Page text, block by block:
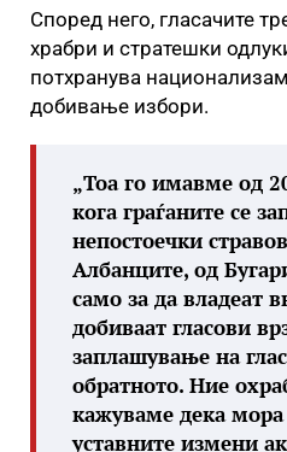
Според него, гласачите
храбри и стратешки
потхранува
добивање избори.
„Тоа го имавме од
кога граѓаните се
непостоечки
Албанците, од
само за да владеат
добиваат гласови
заплашување на
обратното. Ние
кажуваме дека мора
уставните измени